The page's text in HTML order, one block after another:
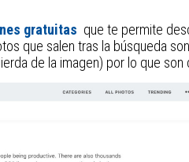
gratuitas que te permite
que salen tras la búsqueda
de la imagen) por lo que son